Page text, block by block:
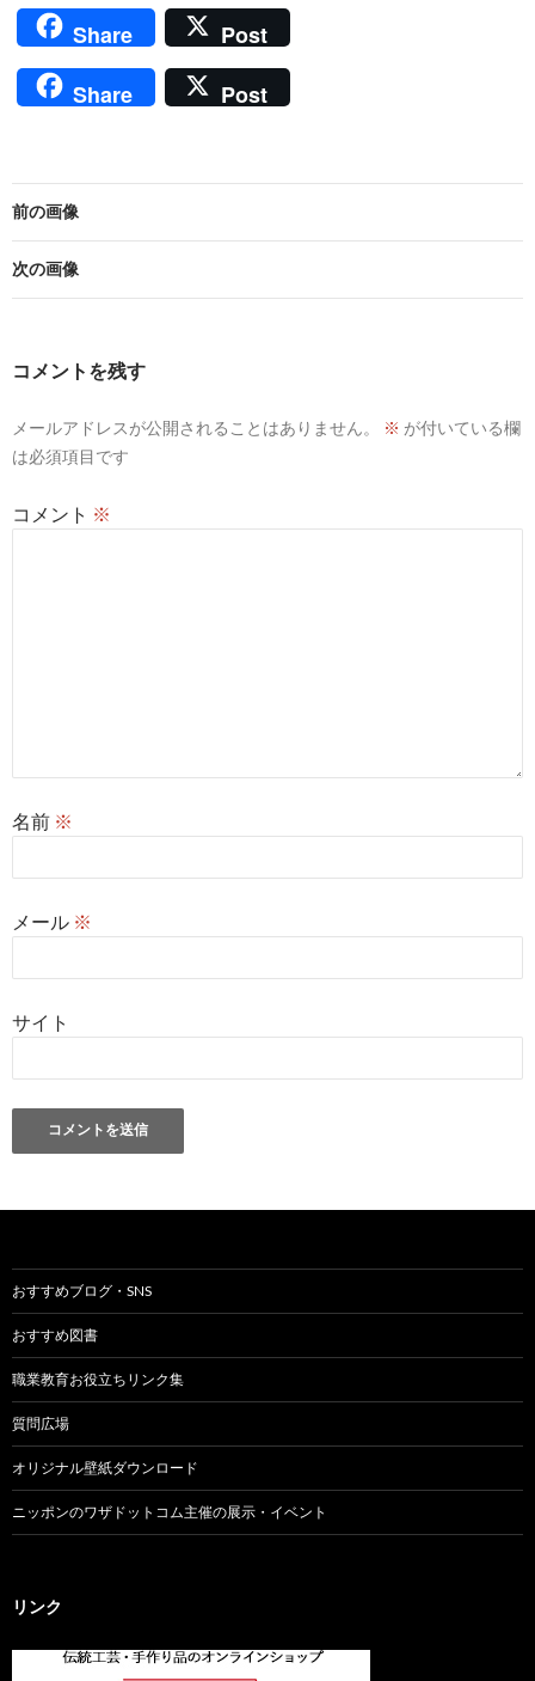
Share
Post
Share
Post
前の画像
次の画像
コメントを残す
メールアドレスが公開されることはありません。 ※ が付いている欄
は必須項目です
コメント ※
名前 ※
メール ※
サイト
おすすめブログ・SNS
おすすめ図書
職業教育お役立ちリンク集
質問広場
オリジナル壁紙ダウンロード
ニッポンのワザドットコム主催の展示・イベント
リンク